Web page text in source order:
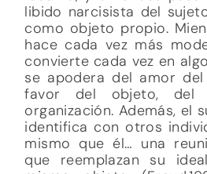
libido narcisista del
como objeto propio.
hace cada vez más
convierte cada vez en
se apodera del amor
favor del objeto,
organización. Además, el
identifica con otros
mismo que él… una
que reemplazan su